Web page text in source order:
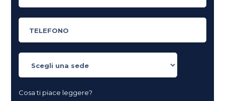
Cosa ti piace leggere?